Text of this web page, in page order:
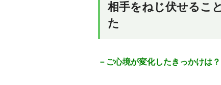
相手をねじ伏せるこ
た
－ご心境が変化したきっかけは？